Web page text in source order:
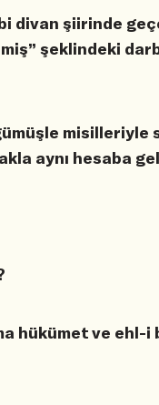
divan şiirinde
şeklindeki
misilleriyle
aynı hesaba
hükümet ve ehl-i